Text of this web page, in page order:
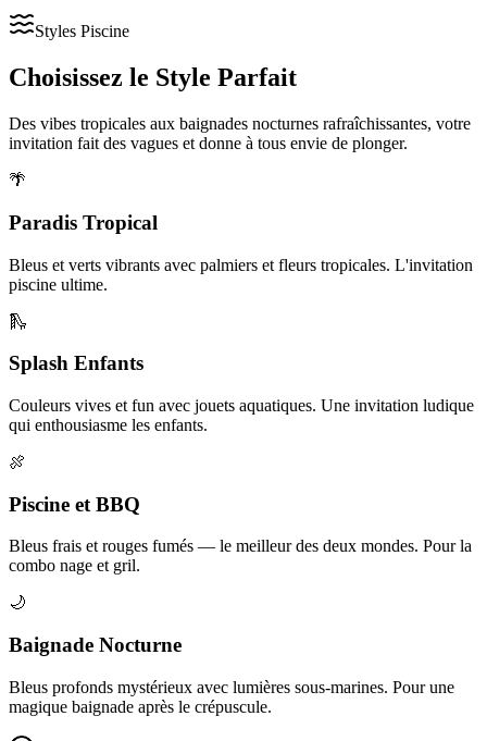
Styles Piscine
Choisissez le Style Parfait
Des vibes tropicales aux baignades nocturnes rafraîchissantes, votre
invitation fait des vagues et donne à tous envie de plonger.
🌴
Paradis Tropical
Bleus et verts vibrants avec palmiers et fleurs tropicales. L'invitation
piscine ultime.
🛝
Splash Enfants
Couleurs vives et fun avec jouets aquatiques. Une invitation ludique
qui enthousiasme les enfants.
🍖
Piscine et BBQ
Bleus frais et rouges fumés — le meilleur des deux mondes. Pour la
combo nage et gril.
🌙
Baignade Nocturne
Bleus profonds mystérieux avec lumières sous-marines. Pour une
magique baignade après le crépuscule.